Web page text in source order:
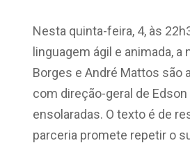
Nesta quinta-feira, 4, às
linguagem ágil e animada,
Borges e André Mattos são
com direção-geral de
ensolaradas. O texto é de
parceria promete repetir o